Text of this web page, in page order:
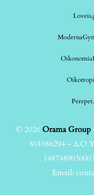
© 2026Orama Group
801086294 –
Email: